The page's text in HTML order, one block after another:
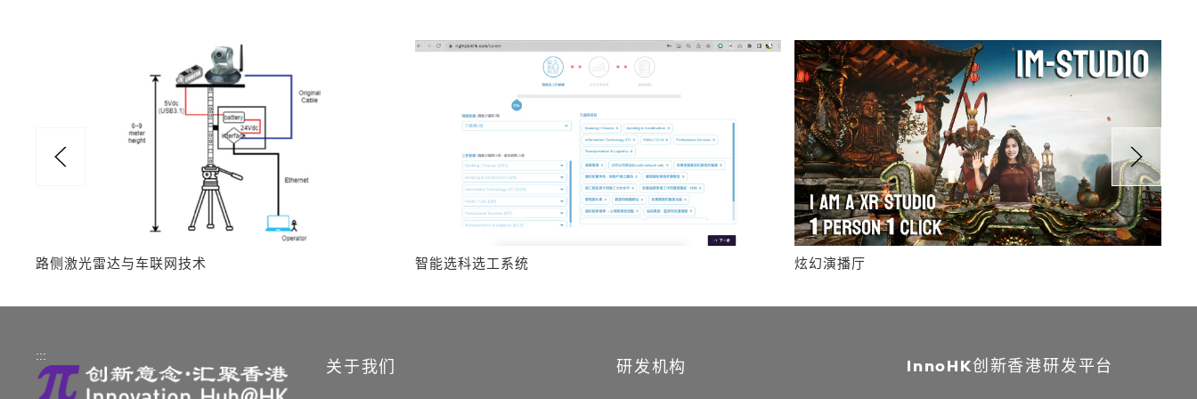
路侧激光雷达与车联网技术 智能选科选工系统 炫幻演播厅
:::
关于我们 研发机构 InnoHK创新香港研发平台